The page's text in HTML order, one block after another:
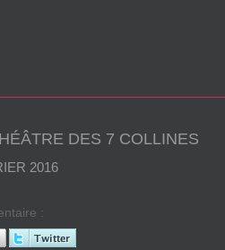
DES 7 COLLINES
2016
: